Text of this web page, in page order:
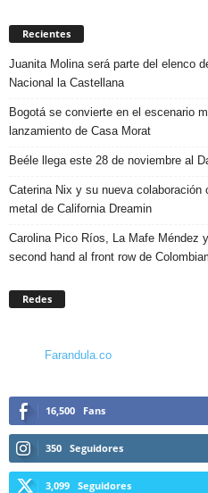
Recientes
Juanita Molina será parte del elenco
Nacional la Castellana
Bogotá se convierte en el escenario
lanzamiento de Casa Morat
Beéle llega este 28 de noviembre al
Caterina Nix y su nueva colaboración
metal de California Dreamin
Carolina Pico Ríos, La Mafe Méndez
second hand al front row de
Redes
Farandula.co
16,500 Fans
350 Seguidores
3,099 Seguidores